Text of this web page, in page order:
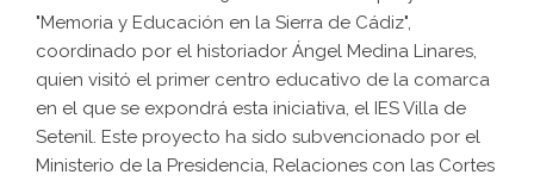
"Memoria y Educación en la Sierra de Cádiz",
coordinado por el historiador Ángel Medina Linares,
quien visitó el primer centro educativo de la comarca
en el que se expondrá esta iniciativa, el IES Villa de
Setenil. Este proyecto ha sido subvencionado por el
Ministerio de la Presidencia, Relaciones con las Cortes